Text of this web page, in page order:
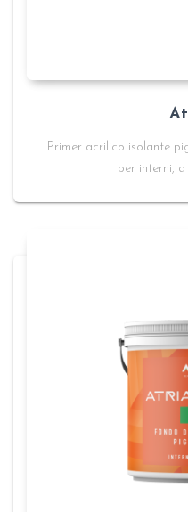
Primer acrilico isolante
per interni,